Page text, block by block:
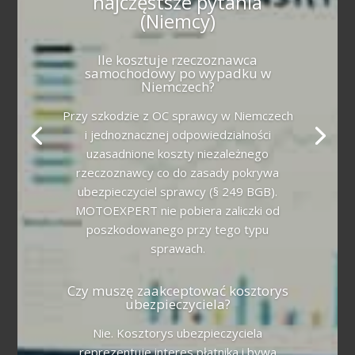
(Niemcy)
Ile kosztuje rzeczoznawca
samochodowy po wypadku w
Niemczech?
Przy szkodzie z OC sprawcy w Niemczech
i jednoznacznej odpowiedzialności
uzasadnione koszty niezależnego
rzeczoznawcy co do zasady pokrywa
ubezpieczyciel sprawcy (§ 249 BGB).
MOTOEXPERT nie pobiera zaliczki od
poszkodowanego przy tego typu
sprawach.
Czy muszę zaakceptować kosztorys
ubezpieczyciela?
Nie. Kosztorys ubezpieczyciela
reprezentuje interes płatnika i bywa